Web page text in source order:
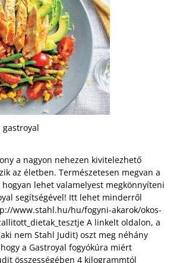
gastroyal
a nagyon nehezen kivitelezhető
az életben. Természetesen megvan a
lehet valamelyest megkönnyíteni
segítségével! Itt lehet minderről
www.stahl.hu/hu/fogyni-akarok/okos-
A linkelt oldalon, a
nem Stahl Judit) oszt meg néhány
a Gastroyal fogyókúra miért
összességében 4 kilogrammtól